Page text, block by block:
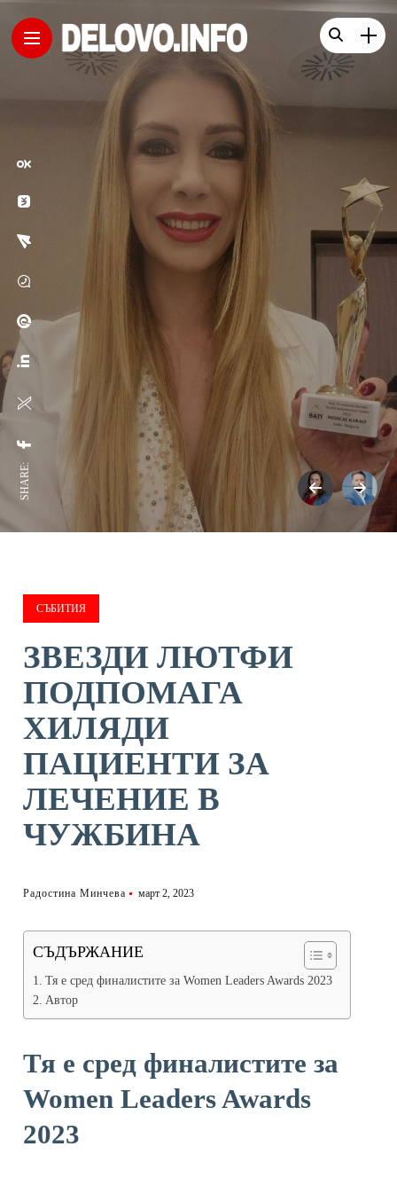
SHARE:
СЪБИТИЯ
ЗВЕЗДИ ЛЮТФИ
ПОДПОМАГА
ХИЛЯДИ
ПАЦИЕНТИ ЗА
ЛЕЧЕНИЕ В
ЧУЖБИНА
Радостина Минчева март 2, 2023
СЪДЪРЖАНИЕ
Тя е сред финалистите за Women Leaders Awards 2023
Автор
Тя е сред финалистите за
Women Leaders Awards
2023